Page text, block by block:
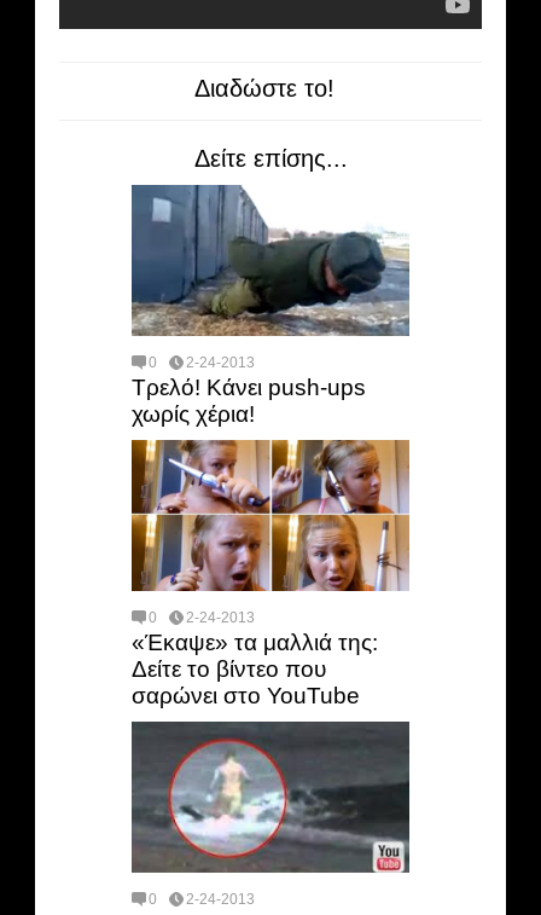
Διαδώστε το!
Δείτε επίσης...
0 2-24-2013
Τρελό! Κάνει push-ups
χωρίς χέρια!
0 2-24-2013
«Έκαψε» τα μαλλιά της:
Δείτε το βίντεο που
σαρώνει στο YouTube
0 2-24-2013